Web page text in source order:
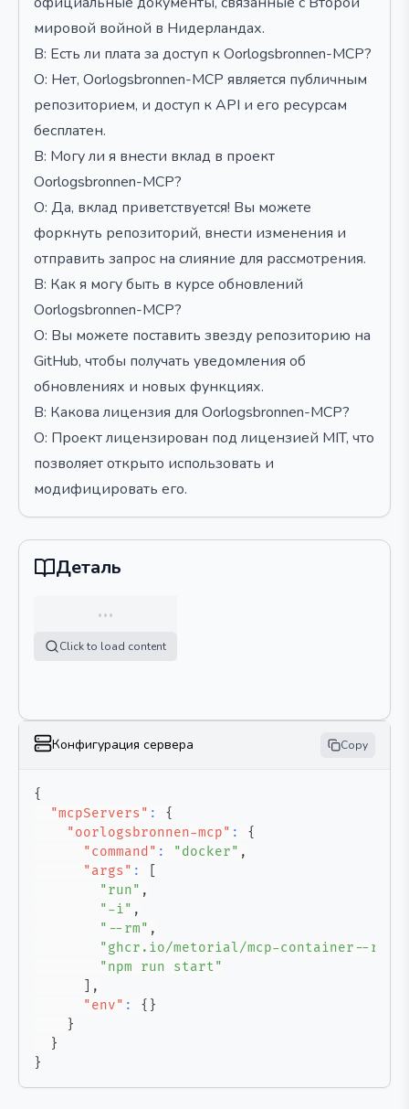
мировой войной в Нидерландах.
В: Есть ли плата за доступ к Oorlogsbronnen-MCP?
О: Нет, Oorlogsbronnen-MCP является публичным
репозиторием, и доступ к API и его ресурсам
бесплатен.
В: Могу ли я внести вклад в проект
Oorlogsbronnen-MCP?
О: Да, вклад приветствуется! Вы можете
форкнуть репозиторий, внести изменения и
отправить запрос на слияние для рассмотрения.
В: Как я могу быть в курсе обновлений
Oorlogsbronnen-MCP?
О: Вы можете поставить звезду репозиторию на
GitHub, чтобы получать уведомления об
обновлениях и новых функциях.
В: Какова лицензия для Oorlogsbronnen-MCP?
О: Проект лицензирован под лицензией MIT, что
позволяет открыто использовать и
модифицировать его.
Деталь
…
Click to load content
Конфигурация сервера Copy
{
"mcpServers" :
{
"oorlogsbronnen-mcp" :
{
"command" : "docker" ,
"args" :
"run" ,
"-i" ,
"--rm" ,
"ghcr.io/metorial/mcp-container--r-
"npm run start"
,
"env" : { }
}
}
}